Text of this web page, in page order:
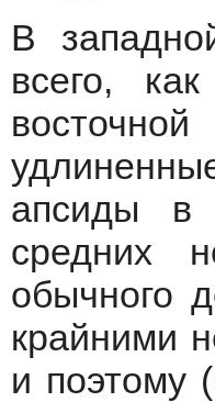
В
всего,
апсиды в
средних
обычного
крайними
и поэтому